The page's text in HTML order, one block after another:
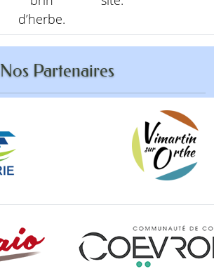
d’herbe.
Nos Partenaires